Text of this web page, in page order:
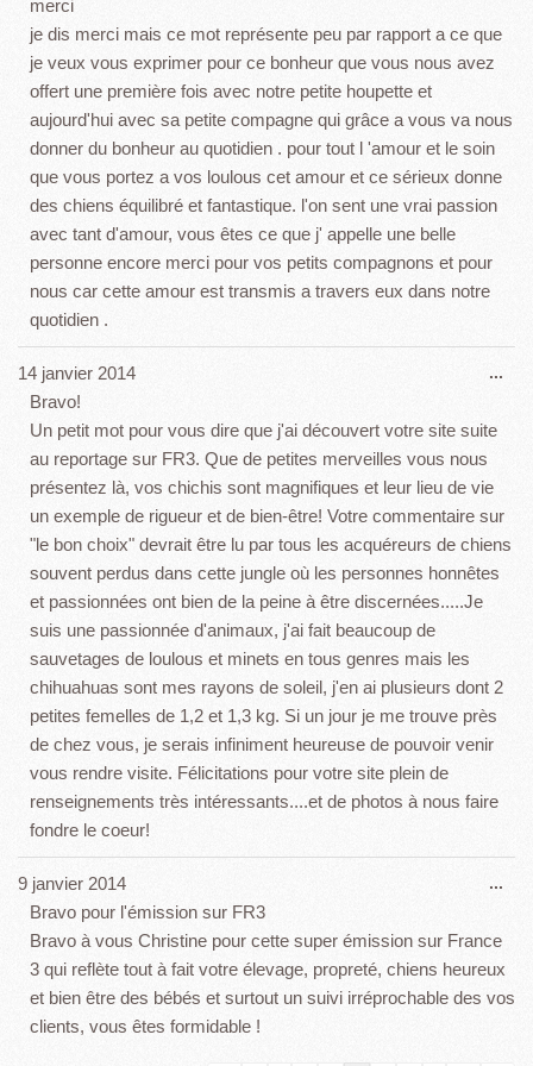
merci
je dis merci mais ce mot représente peu par rapport a ce que
je veux vous exprimer pour ce bonheur que vous nous avez
offert une première fois avec notre petite houpette et
aujourd'hui avec sa petite compagne qui grâce a vous va nous
donner du bonheur au quotidien . pour tout l 'amour et le soin
que vous portez a vos loulous cet amour et ce sérieux donne
des chiens équilibré et fantastique. l'on sent une vrai passion
avec tant d'amour, vous êtes ce que j' appelle une belle
personne encore merci pour vos petits compagnons et pour
nous car cette amour est transmis a travers eux dans notre
quotidien .
14 janvier 2014
Bravo!
Un petit mot pour vous dire que j'ai découvert votre site suite
au reportage sur FR3. Que de petites merveilles vous nous
présentez là, vos chichis sont magnifiques et leur lieu de vie
un exemple de rigueur et de bien-être! Votre commentaire sur
"le bon choix" devrait être lu par tous les acquéreurs de chiens
souvent perdus dans cette jungle où les personnes honnêtes
et passionnées ont bien de la peine à être discernées.....Je
suis une passionnée d'animaux, j'ai fait beaucoup de
sauvetages de loulous et minets en tous genres mais les
chihuahuas sont mes rayons de soleil, j'en ai plusieurs dont 2
petites femelles de 1,2 et 1,3 kg. Si un jour je me trouve près
de chez vous, je serais infiniment heureuse de pouvoir venir
vous rendre visite. Félicitations pour votre site plein de
renseignements très intéressants....et de photos à nous faire
fondre le coeur!
...
9 janvier 2014
Bravo pour l'émission sur FR3
Bravo à vous Christine pour cette super émission sur France
3 qui reflète tout à fait votre élevage, propreté, chiens heureux
et bien être des bébés et surtout un suivi irréprochable des vos
clients, vous êtes formidable !
...